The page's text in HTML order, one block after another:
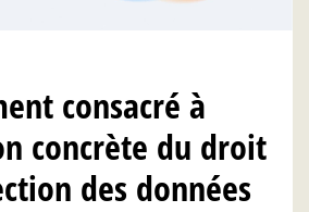
consacré à
concrète du droit
des données